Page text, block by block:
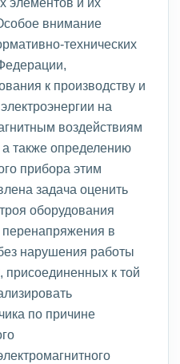
внимание
технических
к производству и
на
воздействиям
а также определению
прибора этим
задача оценить
оборудования
перенапряжения в
нарушения работы
присоединенных к той
по причине